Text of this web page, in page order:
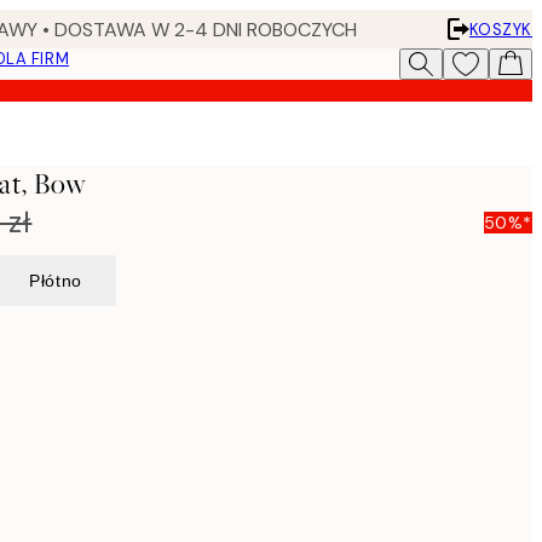
• DOSTAWA W 2-4 DNI ROBOCZYCH
KOSZYK
FIRM
Bow
50%*
Płótno